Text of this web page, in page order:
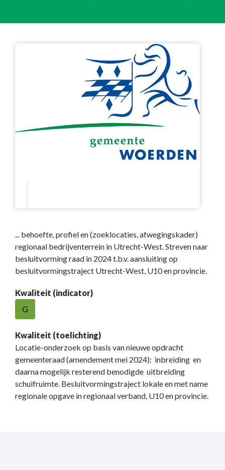
... behoefte, profiel en (zoeklocaties, afwegingskader)
regionaal bedrijventerrein in Utrecht-West. Streven naar
besluitvorming raad in 2024 t.b.v. aansluiting op
besluitvormingstraject Utrecht-West, U10 en provincie.
Kwaliteit (indicator)
G
Kwaliteit (toelichting)
Locatie-onderzoek op basis van nieuwe opdracht
gemeenteraad (amendement mei 2024): inbreiding en
daarna mogelijk resterend benodigde uitbreiding
schuifruimte. Besluitvormingstraject lokale en met name
regionale opgave in regionaal verband, U10 en provincie.